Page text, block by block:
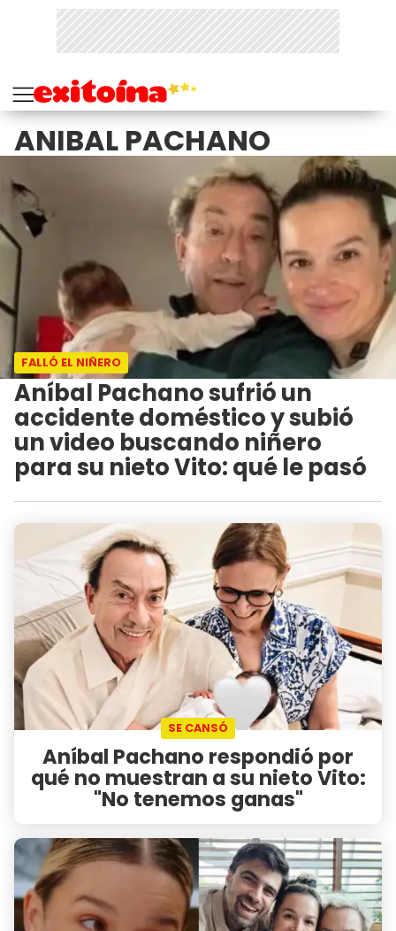
ANIBAL PACHANO
FALLÓ EL NIÑERO
Aníbal Pachano sufrió un
accidente doméstico y subió
un video buscando niñero
para su nieto Vito: qué le pasó
SE CANSÓ
Aníbal Pachano respondió por
qué no muestran a su nieto Vito:
"No tenemos ganas"